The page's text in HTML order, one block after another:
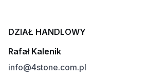
DZIAŁ HANDLOWY
Rafał Kalenik
info@4stone.com.pl